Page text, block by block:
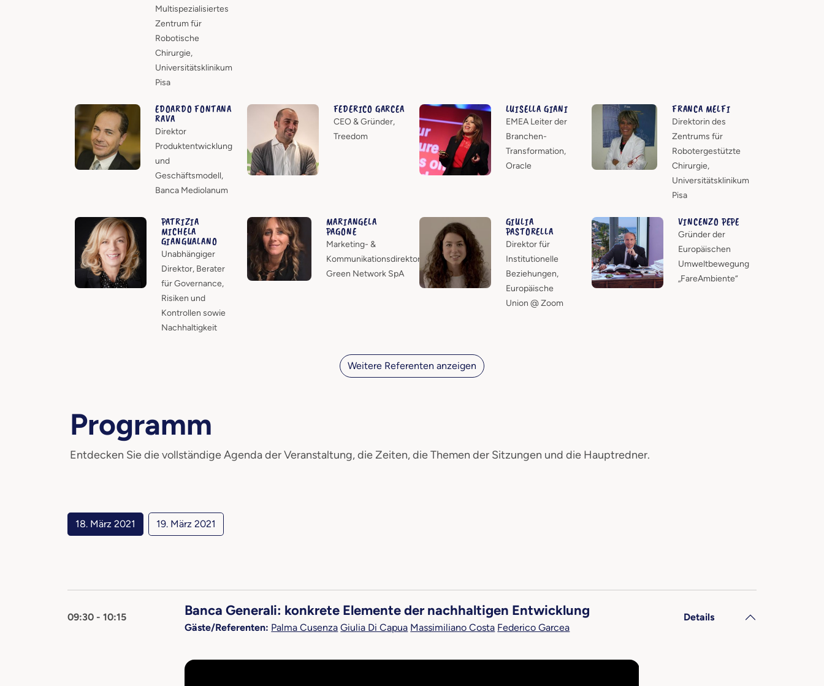
Multispezialisiertes
Zentrum für
Robotische
Chirurgie,
Universitätsklinikum
Pisa
EDOARDO FONTANA
RAVA
Direktor
Produktentwicklung
und
Geschäftsmodell,
Banca Mediolanum
FEDERICO GARCEA
CEO & Gründer,
Treedom
LUISELLA GIANI
EMEA Leiter der
Branchen-
Transformation,
Oracle
FRANCA MELFI
Direktorin des
Zentrums für
Robotergestützte
Chirurgie,
Universitätsklinikum
Pisa
PATRIZIA
MICHELA
GIANGUALANO
Unabhängiger
Direktor, Berater
für Governance,
Risiken und
Kontrollen sowie
Nachhaltigkeit
MARIANGELA
PAGONE
Marketing- &
Kommunikationsdirektor,
Green Network SpA
GIULIA
PASTORELLA
Direktor für
Institutionelle
Beziehungen,
Europäische
Union @ Zoom
VINCENZO PEPE
Gründer der
Europäischen
Umweltbewegung
„FareAmbiente“
Weitere Referenten anzeigen
Programm
Entdecken Sie die vollständige Agenda der Veranstaltung, die Zeiten, die Themen der Sitzungen und die Hauptredner.
18. März 2021 19. März 2021
09:30 - 10:15 Banca Generali: konkrete Elemente der nachhaltigen Entwicklung
Gäste/Referenten: Palma Cusenza Giulia Di Capua Massimiliano Costa Federico Garcea
Details